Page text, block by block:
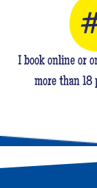
I book online or
more than 18